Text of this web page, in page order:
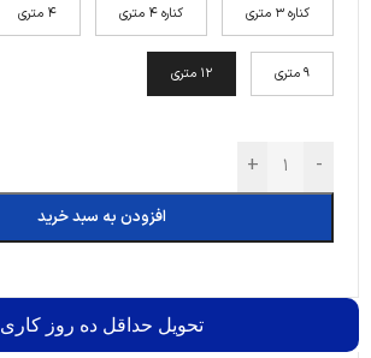
کناره 3 متری کناره 4 متری 4 متری
9 متری 12 متری
-
+
افزودن به سبد خرید
تحویل حداقل ده روز کاری